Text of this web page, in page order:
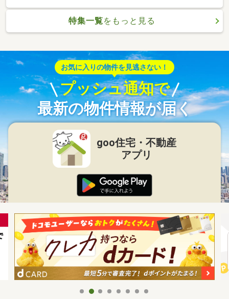
特集一覧をもっと見る
お気に入りの物件を見逃さない！
プッシュ通知で
最新の物件情報が届く
goo住宅・不動産
アプリ